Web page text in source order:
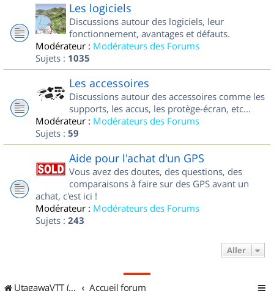
Les logiciels
Discussions autour des logiciels, leur
fonctionnement, avantages et défauts.
Modérateur : Modérateurs des Forums
Sujets : 1035
Les accessoires
Discussions autour des accessoires comme les
supports, les accus, les protège-écran, etc...
Modérateur : Modérateurs des Forums
Sujets : 59
Aide pour l'achat d'un GPS
Vous avez des doutes, des questions, des
comparaisons à faire sur des GPS avant un
achat, c'est ici !
Modérateur : Modérateurs des Forums
Sujets : 243
Aller
UtagawaVTT (Randos VTT et VTTAE avec traces GPS) Accueil forum